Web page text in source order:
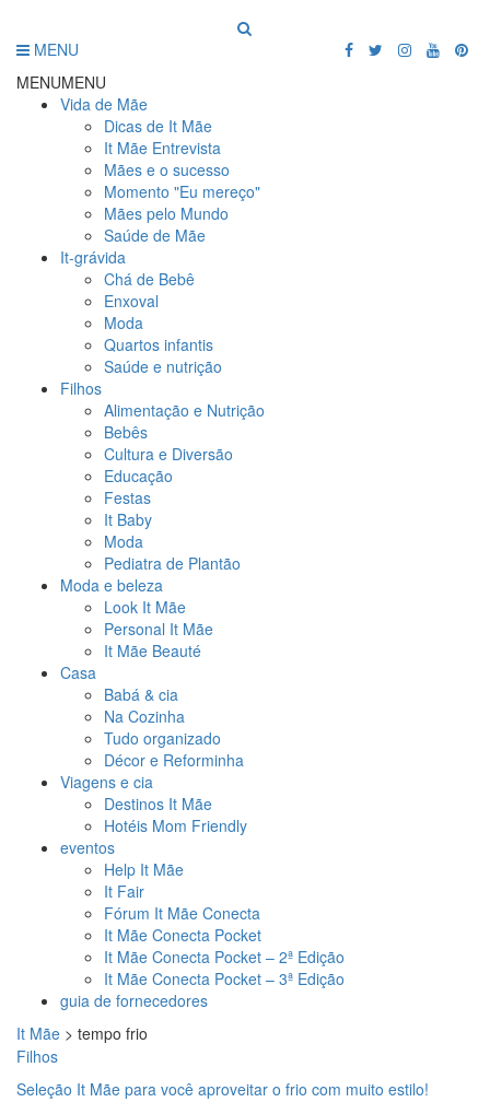
MENU
MENUMENU
Vida de Mãe
Dicas de It Mãe
It Mãe Entrevista
Mães e o sucesso
Momento "Eu mereço"
Mães pelo Mundo
Saúde de Mãe
It-grávida
Chá de Bebê
Enxoval
Moda
Quartos infantis
Saúde e nutrição
Filhos
Alimentação e Nutrição
Bebês
Cultura e Diversão
Educação
Festas
It Baby
Moda
Pediatra de Plantão
Moda e beleza
Look It Mãe
Personal It Mãe
It Mãe Beauté
Casa
Babá & cia
Na Cozinha
Tudo organizado
Décor e Reforminha
Viagens e cia
Destinos It Mãe
Hotéis Mom Friendly
eventos
Help It Mãe
It Fair
Fórum It Mãe Conecta
It Mãe Conecta Pocket
It Mãe Conecta Pocket – 2ª Edição
It Mãe Conecta Pocket – 3ª Edição
guia de fornecedores
It Mãe > tempo frio
Filhos
Seleção It Mãe para você aproveitar o frio com muito estilo!